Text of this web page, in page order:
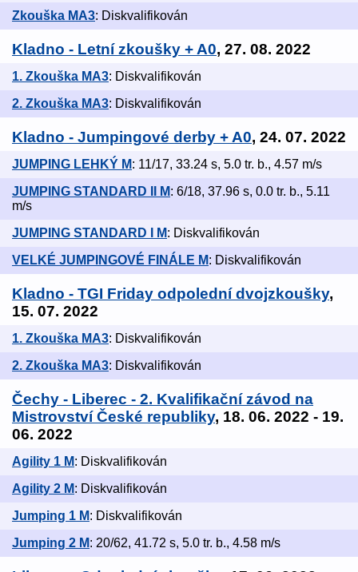
Zkouška MA3: Diskvalifikován
Kladno - Letní zkoušky + A0, 27. 08. 2022
1. Zkouška MA3: Diskvalifikován
2. Zkouška MA3: Diskvalifikován
Kladno - Jumpingové derby + A0, 24. 07. 2022
JUMPING LEHKÝ M: 11/17, 33.24 s, 5.0 tr. b., 4.57 m/s
JUMPING STANDARD II M: 6/18, 37.96 s, 0.0 tr. b., 5.11
m/s
JUMPING STANDARD I M: Diskvalifikován
VELKÉ JUMPINGOVÉ FINÁLE M: Diskvalifikován
Kladno - TGI Friday odpolední dvojzkoušky,
15. 07. 2022
1. Zkouška MA3: Diskvalifikován
2. Zkouška MA3: Diskvalifikován
Čechy - Liberec - 2. Kvalifikační závod na
Mistrovství České republiky, 18. 06. 2022 - 19.
06. 2022
Agility 1 M: Diskvalifikován
Agility 2 M: Diskvalifikován
Jumping 1 M: Diskvalifikován
Jumping 2 M: 20/62, 41.72 s, 5.0 tr. b., 4.58 m/s